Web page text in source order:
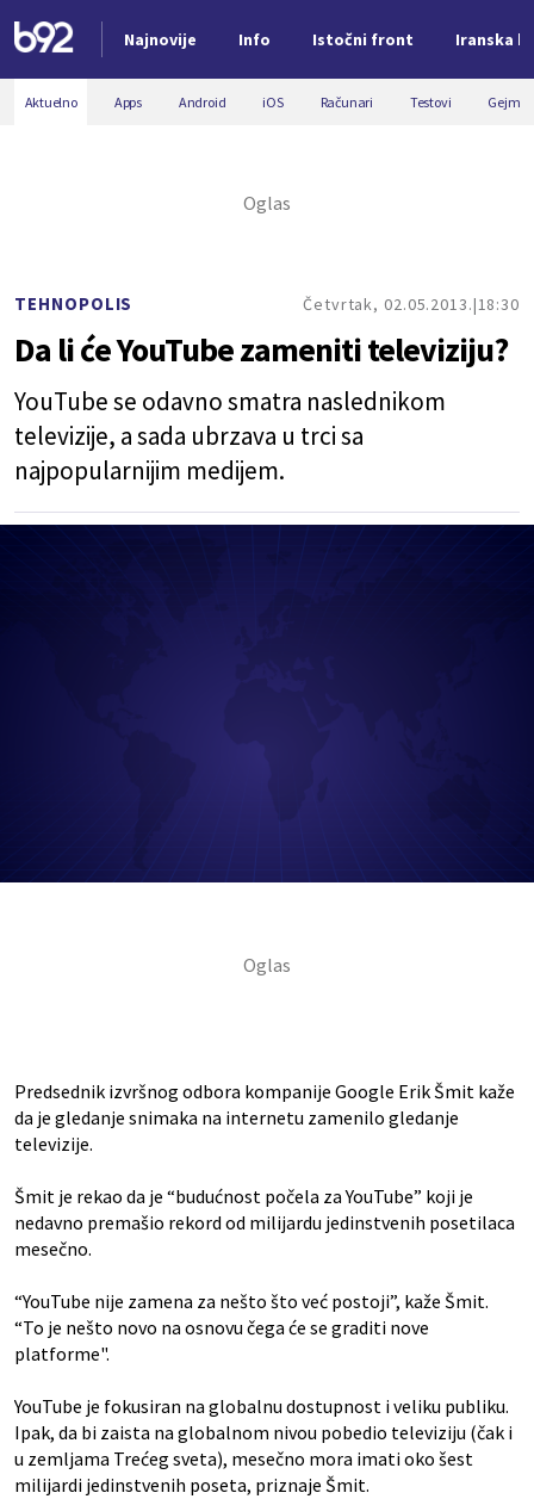
Najnovije Info Istočni front Iranska
Nova vest
Aktuelno Apps Android iOS Računari Testovi
TEHNOPOLIS Četvrtak, 02.05.2013. 18:30
Da li će YouTube zameniti televiziju?
YouTube se odavno smatra naslednikom
televizije, a sada ubrzava u trci sa
najpopularnijim medijem.
Predsednik izvršnog odbora kompanije Google Erik Šmit kaže
da je gledanje snimaka na internetu zamenilo gledanje
televizije.
Šmit je rekao da je “budućnost počela za YouTube” koji je
nedavno premašio rekord od milijardu jedinstvenih posetilaca
mesečno.
“YouTube nije zamena za nešto što već postoji”, kaže Šmit.
“To je nešto novo na osnovu čega će se graditi nove
platforme".
YouTube je fokusiran na globalnu dostupnost i veliku publiku.
Ipak, da bi zaista na globalnom nivou pobedio televiziju (čak i
u zemljama Trećeg sveta), mesečno mora imati oko šest
milijardi jedinstvenih poseta, priznaje Šmit.